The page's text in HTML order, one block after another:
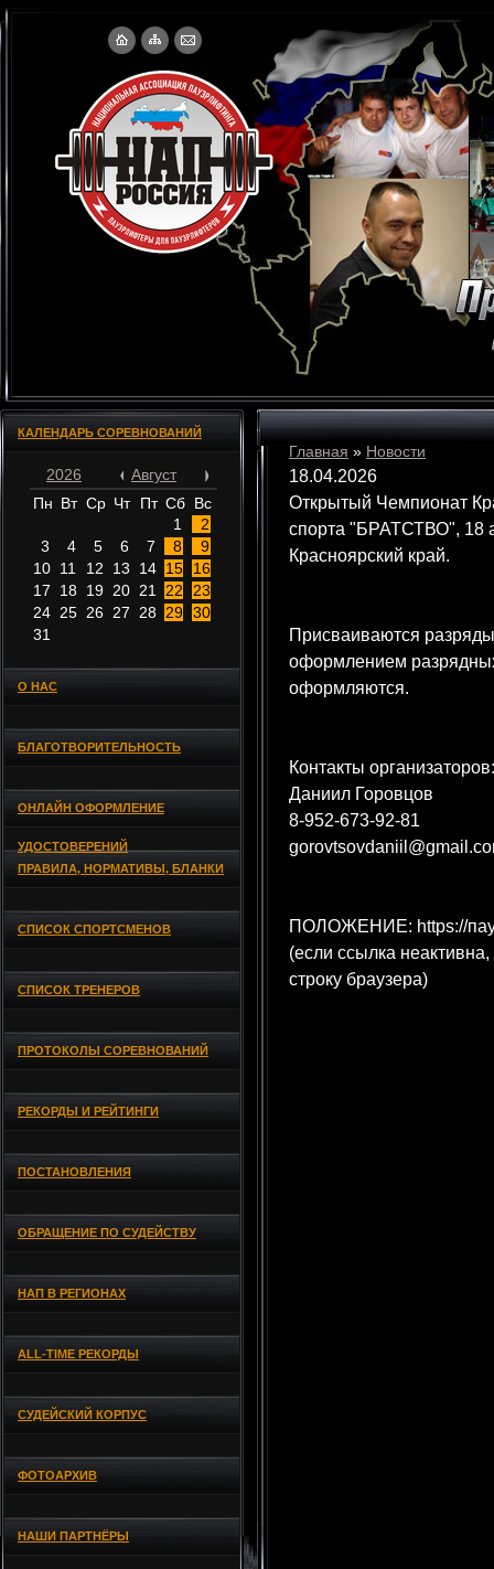
КАЛЕНДАРЬ СОРЕВНОВАНИЙ
2026
Август
Пн Вт Ср Чт Пт Сб Вс
1
2
3
4 5 6 7 8
9
10 11 12 13 14 15
16
17
18 19 20 21 22
23
24 25 26 27 28 29 30
31
О НАС
БЛАГОТВОРИТЕЛЬНОСТЬ
ОНЛАЙН ОФОРМЛЕНИЕ
УДОСТОВЕРЕНИЙ
ПРАВИЛА, НОРМАТИВЫ, БЛАНКИ
СПИСОК СПОРТСМЕНОВ
СПИСОК ТРЕНЕРОВ
ПРОТОКОЛЫ СОРЕВНОВАНИЙ
РЕКОРДЫ И РЕЙТИНГИ
ПОСТАНОВЛЕНИЯ
ОБРАЩЕНИЕ ПО СУДЕЙСТВУ
НАП В РЕГИОНАХ
ALL-TIME РЕКОРДЫ
СУДЕЙСКИЙ КОРПУС
ФОТОАРХИВ
НАШИ ПАРТНЁРЫ
Главная » Новости
18.04.2026
Открытый Чемпионат
спорта "БРАТСТВО", 18
Красноярский край.
Присваиваются
оформлением
оформляются.
Контакты организаторов:
Даниил Горовцов
8-952-673-92-81
ПОЛОЖЕНИЕ: https://
(если ссылка
строку браузера)